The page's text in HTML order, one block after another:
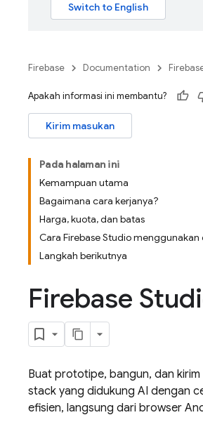
Firebase Documentation
Apakah informasi ini membantu?
Kirim masukan
Pada halaman ini
Kemampuan utama
Bagaimana cara kerjanya?
Harga, kuota, dan batas
Cara Firebase Studio
Langkah berikutnya
Firebase
Buat prototipe, bangun, dan kirim
stack yang didukung AI dengan
efisien, langsung dari browser